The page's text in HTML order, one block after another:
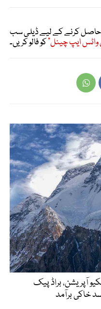
حاصل کرنے کے لیے ڈیلی سب
ایپ چینل"کو فالو کریں۔
آپریشن، براڈ پیک